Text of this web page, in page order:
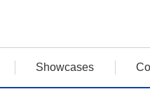
Showcases